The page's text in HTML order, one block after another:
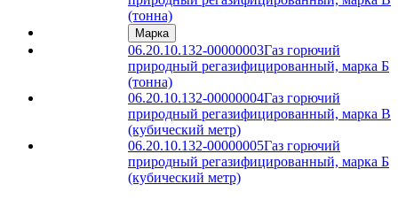
(тонна)
Марка
06.20.10.132-00000003Газ горючий
природный регазифицированный, марка Б
(тонна)
06.20.10.132-00000004Газ горючий
природный регазифицированный, марка В
(кубический метр)
06.20.10.132-00000005Газ горючий
природный регазифицированный, марка Б
(кубический метр)